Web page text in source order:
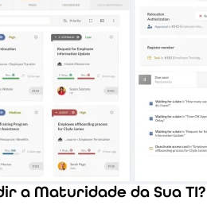
a Maturidade da Sua